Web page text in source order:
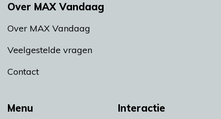
Menu Interactie
Over MAX Vandaag
Over MAX Vandaag
Veelgestelde vragen
Contact